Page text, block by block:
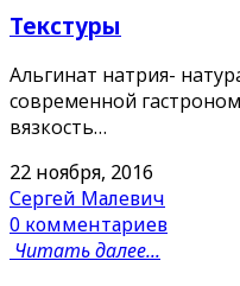
Текстуры
Альгинат натрия-
современной
вязкость…
22 ноября, 2016
Сергей Малевич
0 комментариев
Читать далее...